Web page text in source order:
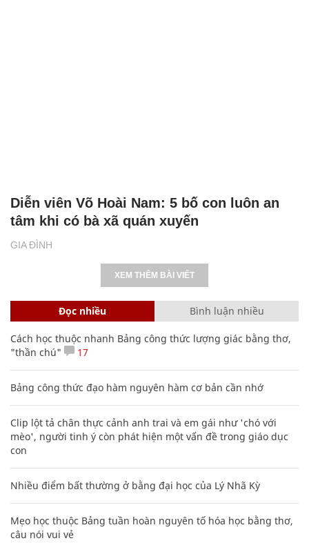
GIA ĐÌNH
Diễn viên Võ Hoài Nam: 5 bố con luôn an
tâm khi có bà xã quán xuyến
XEM THÊM BÀI VIẾT
Đọc nhiều Bình luận nhiều
Cách học thuộc nhanh Bảng công thức lượng giác bằng thơ,
"thần chú"
17
Bảng công thức đạo hàm nguyên hàm cơ bản cần nhớ
Clip lột tả chân thực cảnh anh trai và em gái như 'chó với
mèo', người tinh ý còn phát hiện một vấn đề trong giáo dục
con
Nhiều điểm bất thường ở bằng đại học của Lý Nhã Kỳ
Mẹo học thuộc Bảng tuần hoàn nguyên tố hóa học bằng thơ,
câu nói vui vẻ